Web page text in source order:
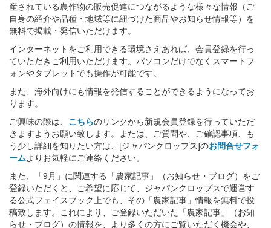
産されている農作物の販売促進につながるような様々な情報（ご
自身の紹介や品種・地域等に紐づけた商品やお知らせ情報等）を
無料で掲載・発信いただけます。
インターネットをご利用できる環境さえあれば、会員登録を行っ
ていただきご利用いただけます。パソコンだけでなくスマートフ
ォンやタブレットでも操作が可能です。
また、海外向けにも情報を発信することができるようになってお
ります。
ご興味の際は、 こちらのリンクから新規会員登録を行っていただ
きますようお願い致します。または、ご質問や、ご確認事項、も
う少し詳細を知りたい方は、[ジャパンクロップス]のお問合せフォ
ームよりお気軽にご連絡ください。
また、「9月」に関連する「農家記事」（お知らせ・ブログ）をご
登録いただくと、ご希望に応じて、ジャパンクロップスで運営す
る公式フェイスブック上でも、その「農家記事」情報を無料で投
稿致します。これにより、ご登録いただいた「農家記事」（お知
らせ・ブログ）の情報を、より多くの方にご覧いただく機会や、